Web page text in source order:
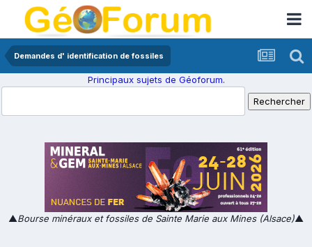
Demandes d' identification de fossiles
Principaux sujets de Géoforum.
▲Bourse minéraux et fossiles de Sainte Marie aux Mines (Alsace)▲